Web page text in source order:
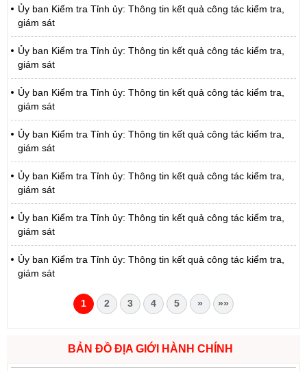
Ủy ban Kiểm tra Tỉnh ủy: Thông tin kết quả công tác kiểm tra,
giám sát
Ủy ban Kiểm tra Tỉnh ủy: Thông tin kết quả công tác kiểm tra,
giám sát
Ủy ban Kiểm tra Tỉnh ủy: Thông tin kết quả công tác kiểm tra,
giám sát
Ủy ban Kiểm tra Tỉnh ủy: Thông tin kết quả công tác kiểm tra,
giám sát
Ủy ban Kiểm tra Tỉnh ủy: Thông tin kết quả công tác kiểm tra,
giám sát
Ủy ban Kiểm tra Tỉnh ủy: Thông tin kết quả công tác kiểm tra,
giám sát
Ủy ban Kiểm tra Tỉnh ủy: Thông tin kết quả công tác kiểm tra,
giám sát
1 2 3 4 5 » »»
BẢN ĐỒ ĐỊA GIỚI HÀNH CHÍNH